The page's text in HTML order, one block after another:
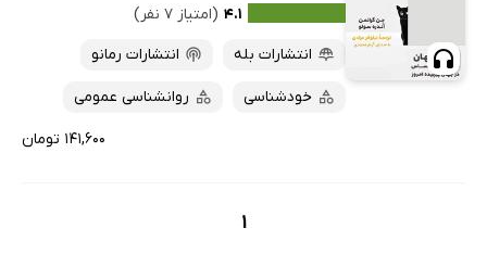
۴.۱ (امتیاز ۷ نفر)
انتشارات بله
انتشارات رمانو
خودشناسی روانشناسی عمومی
۱۴۱,۶۰۰ تومان
1